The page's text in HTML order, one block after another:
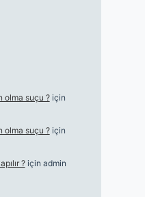
olma suçu ?için
olma suçu ?için
?için admin